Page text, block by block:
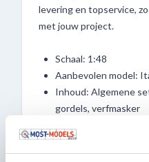
levering en topservice,
met jouw project.
Schaal: 1:48
Aanbevolen model:
Inhoud: Algemene
gordels, verfmasker
Perfect voor
precisie en realisme
Voegt